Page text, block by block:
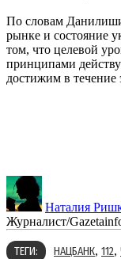
По словам
рынке и состояние
том, что целевой
принципами
достижим в течение
Наталия
Журналист/
ТЕГИ: НАЦБАНК, 112,